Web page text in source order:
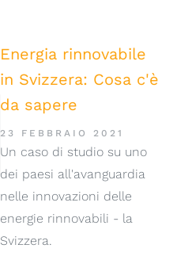
Energia rinnovabile
in Svizzera: Cosa c'è
da sapere
23 FEBBRAIO 2021
Un caso di studio su uno
dei paesi all'avanguardia
nelle innovazioni delle
energie rinnovabili - la
Svizzera.